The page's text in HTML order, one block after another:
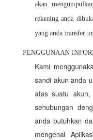
akan
rekening anda
yang anda transfer
PENGGUNAAN
Kami
sandi akun anda
atas suatu akun,
sehubungan
anda butuhkan
mengenai